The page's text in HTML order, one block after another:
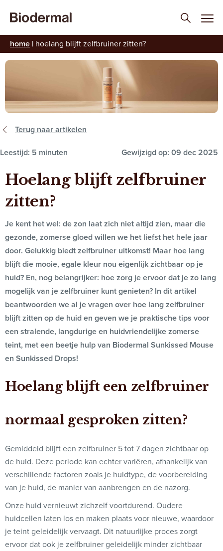
home | hoelang blijft zelfbruiner zitten?
Terug naar artikelen
Leestijd: 5 minuten
Gewijzigd op: 09 dec 2025
Hoelang blijft zelfbruiner
zitten?
Je kent het wel: de zon laat zich niet altijd zien, maar die
gezonde, zomerse gloed willen we het liefst het hele jaar
door. Gelukkig biedt zelfbruiner uitkomst! Maar hoe lang
blijft die mooie, egale kleur nou eigenlijk zichtbaar op je
huid? En, nog belangrijker: hoe zorg je ervoor dat je zo lang
mogelijk van je zelfbruiner kunt genieten? In dit artikel
beantwoorden we al je vragen over hoe lang zelfbruiner
blijft zitten op de huid en geven we je praktische tips voor
een stralende, langdurige en huidvriendelijke zomerse
teint, met een beetje hulp van Biodermal Sunkissed Mouse
en Sunkissed Drops!
Hoelang blijft een zelfbruiner
normaal gesproken zitten?
Gemiddeld blijft een zelfbruiner 5 tot 7 dagen zichtbaar op
de huid. Deze periode kan echter variëren, afhankelijk van
verschillende factoren zoals je huidtype, de voorbereiding
van je huid, de manier van aanbrengen en de nazorg.
Onze huid vernieuwt zichzelf voortdurend. Oudere
huidcellen laten los en maken plaats voor nieuwe, waardoor
je teint geleidelijk vervaagt. Dit natuurlijke proces zorgt
ervoor dat ook je zelfbruiner geleidelijk minder zichtbaar